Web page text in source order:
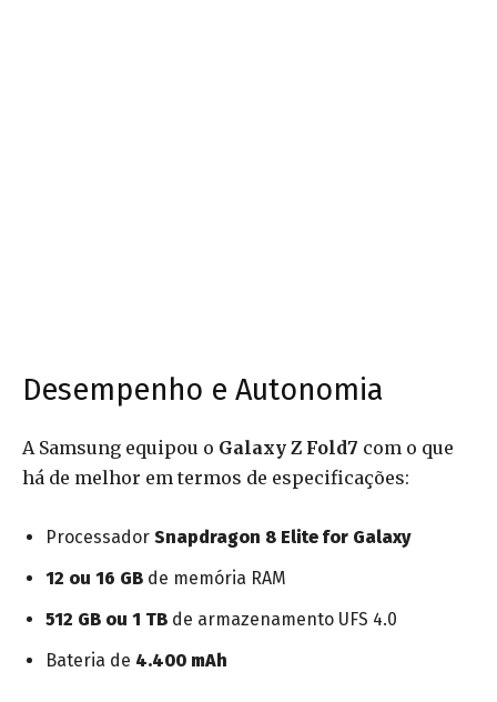
Desempenho e Autonomia
A Samsung equipou o Galaxy Z Fold7 com o que
há de melhor em termos de especificações:
Processador Snapdragon 8 Elite for Galaxy
12 ou 16 GB de memória RAM
512 GB ou 1 TB de armazenamento UFS 4.0
Bateria de 4.400 mAh